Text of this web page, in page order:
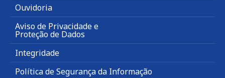
Ouvidoria
Aviso de Privacidade e
Proteção de Dados
Integridade
Política de Segurança da Informação